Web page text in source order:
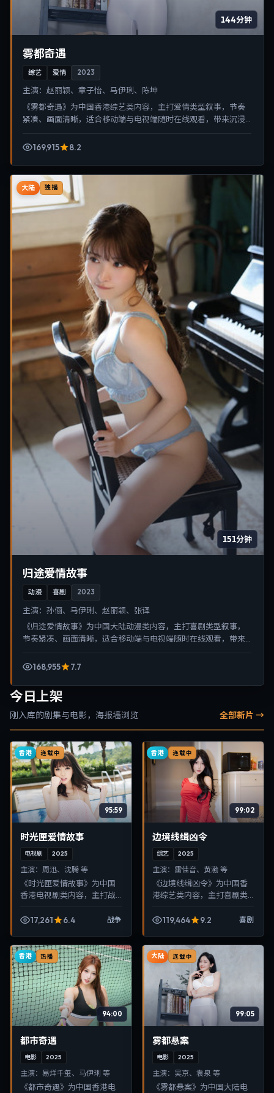
144分钟
雾都奇遇
综艺 爱情 2023
主演： 赵丽颖、章子怡、马伊琍、陈坤
《雾都奇遇》为中国香港综艺类内容，主打爱情类型叙事，节奏
紧凑、画面清晰，适合移动端与电视端随时在线观看，带来沉浸
169,915
8.2
大陆 独播
151分钟
归途爱情故事
动漫 喜剧 2023
主演： 孙俪、马伊琍、赵丽颖、张译
《归途爱情故事》为中国大陆动漫类内容，主打喜剧类型叙事，
节奏紧凑、画面清晰，适合移动端与电视端随时在线观看，带来
168,955
7.7
今日上架
刚入库的剧集与电影，海报墙浏览 全部新片 →
香港 连载中
95:59
时光匣爱情故事
电视剧 2025
主演： 周迅、沈腾 等
《时光匣爱情故事》为中国
香港电视剧类内容，主打战
面清晰，适合移动端与电视
17,261 6.4 战争
香港 连载中
99:02
边境线缉凶令
综艺 2025
主演： 雷佳音、黄渤 等
《边境线缉凶令》为中国香
港综艺类内容，主打喜剧类
晰，适合移动端与电视端随
119,464 9.2 喜剧
香港 热播
94:00
都市奇遇
电影 2025
主演： 易烊千玺、马伊琍 等
《都市奇遇》为中国香港电
大陆 连载中
99:05
雾都悬案
电影 2025
主演： 吴京、袁泉 等
《雾都悬案》为中国大陆电